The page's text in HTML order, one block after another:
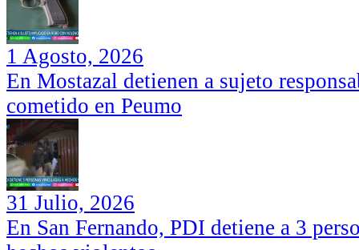
1 Agosto, 2026
En Mostazal detienen a sujeto
cometido en Peumo
31 Julio, 2026
En San Fernando, PDI detiene a 3